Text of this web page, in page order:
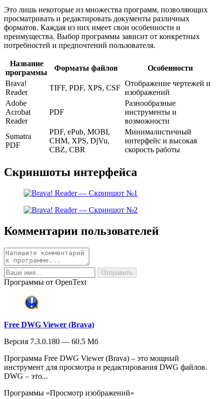
Это лишь некоторые из множества программ, позволяющих
просматривать и редактировать документы различных
форматов. Каждая из них имеет свои особенности и
преимущества. Выбор программы зависит от конкретных
потребностей и предпочтений пользователя.
Название
программы
Форматы файлов
Особенности
Brava!
Reader
TIFF, PDF, XPS, CSF
Отображение чертежей и
изображений
Adobe
Acrobat
Reader
PDF
Разнообразные
инструменты и
возможности
Sumatra
PDF
PDF, ePub, MOBI,
CHM, XPS, DjVu,
CBZ, CBR
Минималистичный
интерфейс и высокая
скорость работы
Скриншоты интерфейса
Комментарии пользователей
Программы от OpenText
Free DWG Viewer (Brava)
Версия 7.3.0.180 — 60.5 Мб
Программа Free DWG Viewer (Brava) – это мощный
инструмент для просмотра и редактирования DWG файлов.
DWG – это...
Программы «Просмотр изображений»